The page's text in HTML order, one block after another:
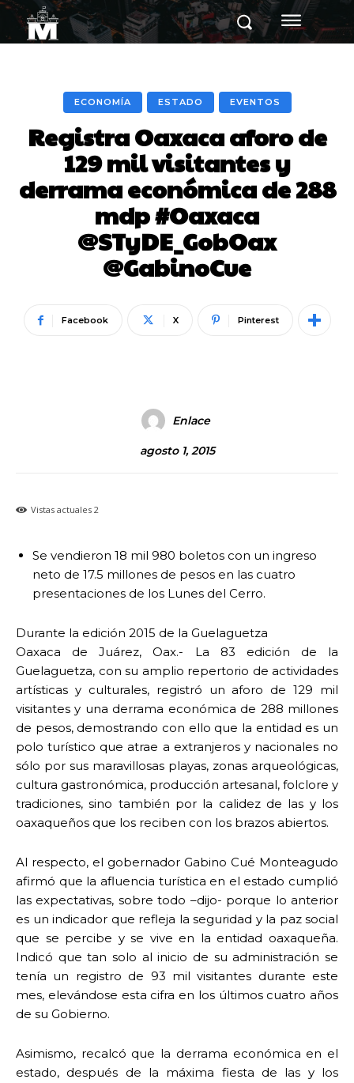
ECONOMÍA ESTADO EVENTOS
Registra Oaxaca aforo de
129 mil visitantes y
derrama económica de 288
mdp #Oaxaca
@STyDE_GobOax
@GabinoCue
Facebook X Pinterest
Enlace
agosto 1, 2015
Vistas actuales 2
Se vendieron 18 mil 980 boletos con un ingreso
neto de 17.5 millones de pesos en las cuatro
presentaciones de los Lunes del Cerro.
Durante la edición 2015 de la Guelaguetza
Oaxaca de Juárez, Oax.- La 83 edición de la
Guelaguetza, con su amplio repertorio de actividades
artísticas y culturales, registró un aforo de 129 mil
visitantes y una derrama económica de 288 millones
de pesos, demostrando con ello que la entidad es un
polo turístico que atrae a extranjeros y nacionales no
sólo por sus maravillosas playas, zonas arqueológicas,
cultura gastronómica, producción artesanal, folclore y
tradiciones, sino también por la calidez de las y los
oaxaqueños que los reciben con los brazos abiertos.
Al respecto, el gobernador Gabino Cué Monteagudo
afirmó que la afluencia turística en el estado cumplió
las expectativas, sobre todo –dijo- porque lo anterior
es un indicador que refleja la seguridad y la paz social
que se percibe y se vive en la entidad oaxaqueña.
Indicó que tan solo al inicio de su administración se
tenía un registro de 93 mil visitantes durante este
mes, elevándose esta cifra en los últimos cuatro años
de su Gobierno.
Asimismo, recalcó que la derrama económica en el
estado, después de la máxima fiesta de las y los